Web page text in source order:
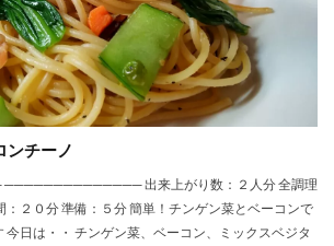
ンチーノ
出来上がり数：２人分 全調理
：２０分 準備：５分 簡単！チンゲン菜とベーコンで
今日は・・ チンゲン菜、ベーコン、ミックスベジタ